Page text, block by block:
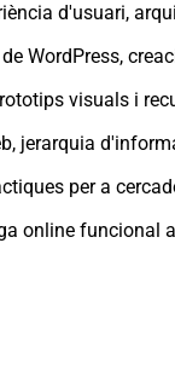
d'usuari,
WordPress,
visuals i
jerarquia
per a
online funcional